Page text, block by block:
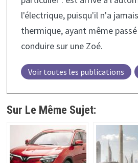
l'électrique, puisqu'il n'a
thermique, ayant même
conduire sur une Zoé.
Voir toutes les publications
Sur Le Même Sujet: